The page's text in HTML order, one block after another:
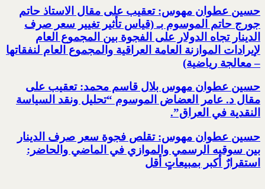
حسين عطوان مهوس: تعقيب على مقال الاستاذ حاتم
جورج حاتم الموسوم بـ (قياس تأثير تغيير سعر صرف
الدينار تجاه الدولار على الفجوة بين المجموع العام
لإيرادات الموازنة العامة العراقية والمجموع العام لنفقاتها
– معالجة رياضية)
حسين عطوان مهوس بلال قاسم محمد: تعقيب على
مقال د. عامر العضاض الموسوم “تحليل ونقد السياسة
النقدية في العراق”.
حسين عطوان مهوس: تقلص فجوة سعر صرف الدينار
بين سوقيه الرسمي والموازي في الماضي والحاضر:
استقرارٌ أكبر بمبيعاتٍ أقل